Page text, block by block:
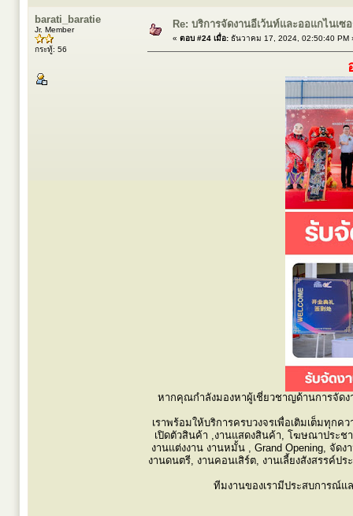
barati_baratie
Jr. Member
กระทู้: 56
Re: บริการจัดงานอีเว้นท์และออแกไนเ
« ตอบ #24 เมื่อ: ธันวาคม 17, 2024, 02:50:40 PM
หากคุณกำลังมองหาผู้เชี่ยวชาญด้านการจัดง
เราพร้อมให้บริการครบวงจรเพื่อเติมเต็มทุก
เปิดตัวสินค้า ,งานแสดงสินค้า, โฆษณาประช
งานแต่งงาน งานหมั้น , Grand Opening, จัด
งานดนตรี, งานคอนเสิร์ต, งานเลี้ยงสังสรรค์ป
ทีมงานของเรามีประสบการณ์